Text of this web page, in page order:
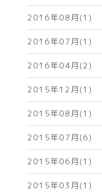
2016年08月(1)
2016年07月(1)
2016年04月(2)
2015年12月(1)
2015年08月(1)
2015年07月(6)
2015年06月(1)
2015年03月(1)